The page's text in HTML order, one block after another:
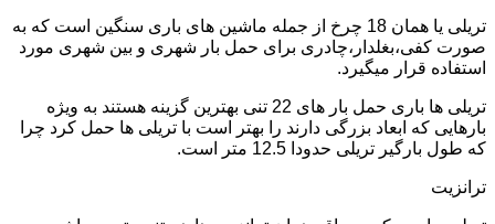
تریلی یا همان 18 چرخ از جمله ماشین های باری سنگین است که به
صورت کفی،بغلدار،چادری برای حمل بار شهری و بین شهری مورد
استفاده قرار میگیرد.
تریلی ها باری حمل بار های 22 تنی بهترین گزینه هستند به ویژه
بارهایی که ابعاد بزرگی دارند را بهتر است با تریلی ها حمل کرد چرا
که طول بارگیر تریلی حدودا 12.5 متر است.
ترانزیت